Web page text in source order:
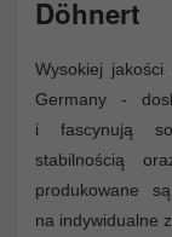
Döhnert
Wysokiej
Germany -
i fascynują
stabilnością
produkowane
na indywidualne